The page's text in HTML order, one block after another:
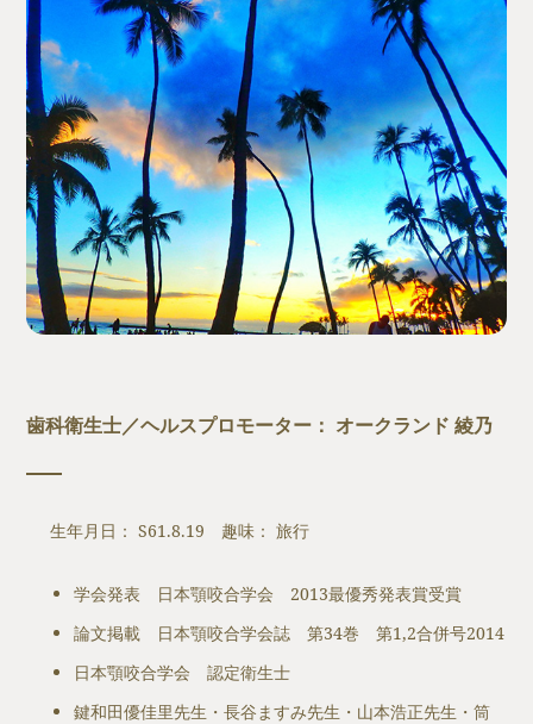
歯科衛生士／ヘルスプロモーター： オークランド 綾乃
生年月日： S61.8.19 趣味： 旅行
学会発表 日本顎咬合学会 2013最優秀発表賞受賞
論文掲載 日本顎咬合学会誌 第34巻 第1,2合併号2014
日本顎咬合学会 認定衛生士
鍵和田優佳里先生・長谷ますみ先生・山本浩正先生・筒